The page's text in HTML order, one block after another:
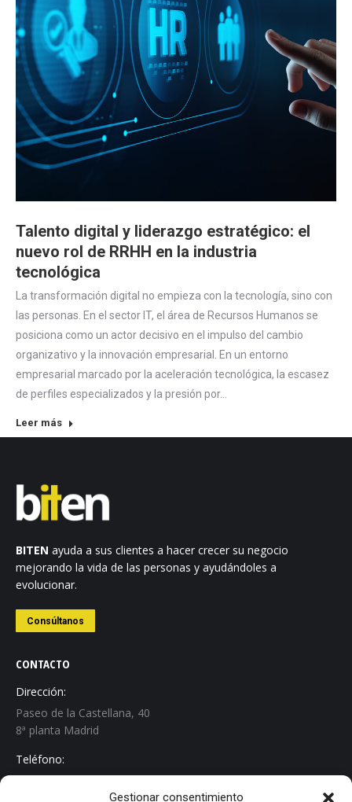
Gestionar consentimiento
Talento digital y liderazgo estratégico: el
nuevo rol de RRHH en la industria
tecnológica
La transformación digital no empieza con la tecnología, sino con
las personas. En el sector IT, el área de Recursos Humanos se
posiciona como un actor decisivo en el impulso del cambio
organizativo y la innovación empresarial. En un entorno
empresarial marcado por la aceleración tecnológica, la escasez
de perfiles especializados y la presión por…
Leer más
BITEN ayuda a sus clientes a hacer crecer su negocio
mejorando la vida de las personas y ayudándoles a
evolucionar.
Consúltanos
CONTACTO
Dirección:
Paseo de la Castellana, 40
8ª planta Madrid
Teléfono:
+34 913 267 529